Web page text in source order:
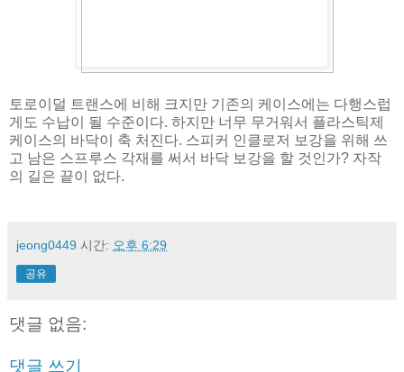
토로이덜 트랜스에 비해 크지만 기존의 케이스에는 다행스럽
게도 수납이 될 수준이다. 하지만 너무 무거워서 플라스틱제
케이스의 바닥이 축 처진다. 스피커 인클로저 보강을 위해 쓰
고 남은 스프루스 각재를 써서 바닥 보강을 할 것인가? 자작
의 길은 끝이 없다.
jeong0449 시간: 오후 6:29
공유
댓글 없음:
댓글 쓰기